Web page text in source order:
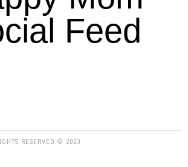
Feed
RESERVED © 2023